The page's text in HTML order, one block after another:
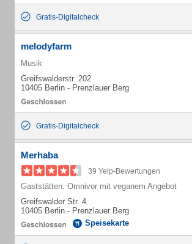
Gratis-Digitalcheck
melodyfarm
Musik
Greifswalderstr. 202
10405 Berlin - Prenzlauer Berg
Gratis-Digitalcheck
Merhaba
39 Yelp-Bewertungen
Gaststätten: Omnivor mit veganem Angebot
Greifswalder Str. 4
10405 Berlin - Prenzlauer Berg
Speisekarte